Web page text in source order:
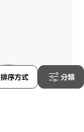
排序方式 分類